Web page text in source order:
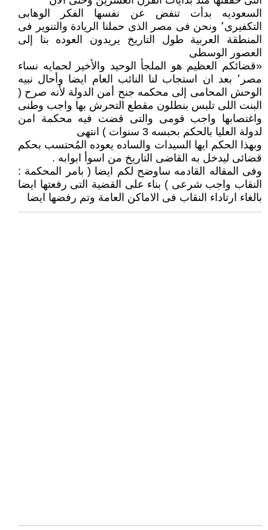
السعوديه بدأت تنفض عن نفسها الفكر الوهابى
التكفيرى٬ ونحن فى مصر الذى حملنا الريادة والتنوير فى
المنطقة العربية طول التاريخ يريدون العوده بنا إلى
العصور الوسطى
«قضائكم العظيم هو الملجأ الوحيد والأخير لحمايه نساء
مصر٬ بعد ان استجاب لنا النائب العام ايضا وأحال نبيه
الوحش المحامى إلى محكمه جنح أمن الدولة لأنه صرح (
البنت اللى تلبس بنطلون مقطع التحرش بها واجب وطنى
واغتصابها واجب قومى والتى قضت فيه محكمة امن
لدولة العليا بالحكم بحبسه 3 سنوات ) انتهى
وبهذا الحكم ايها السيدات والساده يعوده المُحتسب بحكم
قضائى ليدخل به القاضى التاريخ من اسوأ ابوابه .
وفى المقاله القادمه ساوضح لكم ايضا ( بامر المحكمة :
النقاب واجب شرعى ) بناء على القضية التى رفعتها ايضا
بالغاء ارتاداء النقاب فى الاماكن العامة وتم رفضها ايضا